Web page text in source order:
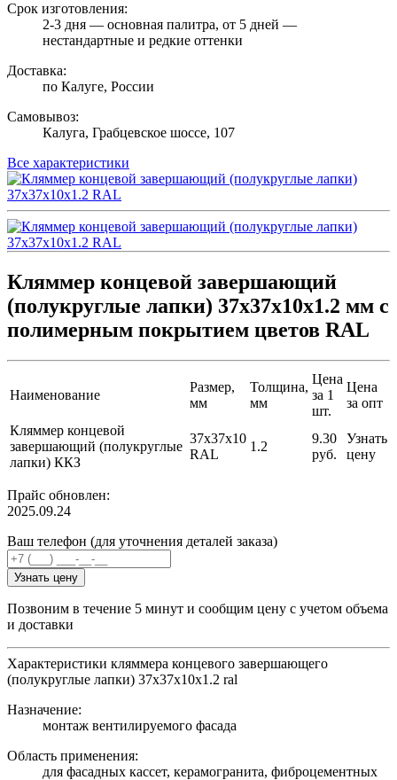
Срок изготовления:
2-3 дня — основная палитра, от 5 дней —
нестандартные и редкие оттенки
Доставка:
по Калуге, России
Самовывоз:
Калуга, Грабцевское шоссе, 107
Все характеристики
Кляммер концевой завершающий
(полукруглые лапки) 37х37х10х1.2 мм с
полимерным покрытием цветов RAL
Наименование
Размер,
мм
Толщина,
мм
Цена
за 1
шт.
Цена
за опт
Кляммер концевой
завершающий (полукруглые
лапки) ККЗ
37х37х10
RAL
1.2
9.30
руб.
Узнать
цену
Прайс обновлен:
2025.09.24
Ваш телефон (для уточнения деталей заказа)
Узнать цену
Позвоним в течение 5 минут и сообщим цену с учетом объема
и доставки
Характеристики кляммера концевого завершающего
(полукруглые лапки) 37х37х10х1.2 ral
Назначение:
монтаж вентилируемого фасада
Область применения:
для фасадных кассет, керамогранита, фиброцементных